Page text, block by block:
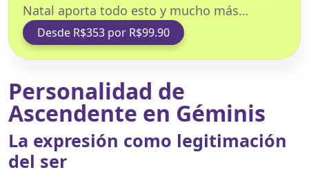
Natal aporta todo esto y mucho más…
Desde R$353 por R$99.90
Personalidad de
Ascendente en Géminis
La expresión como legitimación
del ser